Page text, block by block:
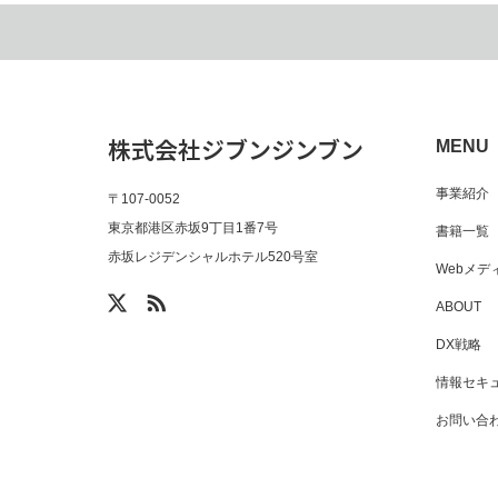
MENU
事業紹介
書籍一覧
Webメデ
ABOUT
DX戦略
情報セキ
お問い合
株式会社ジブンジンブン
〒107-0052
東京都港区赤坂9丁目1番7号
赤坂レジデンシャルホテル520号室